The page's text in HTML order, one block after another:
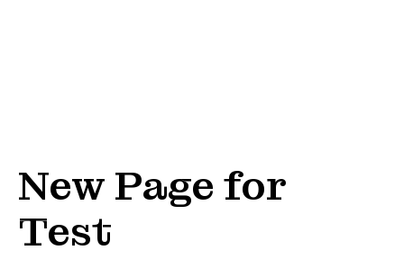
New Page for
Test